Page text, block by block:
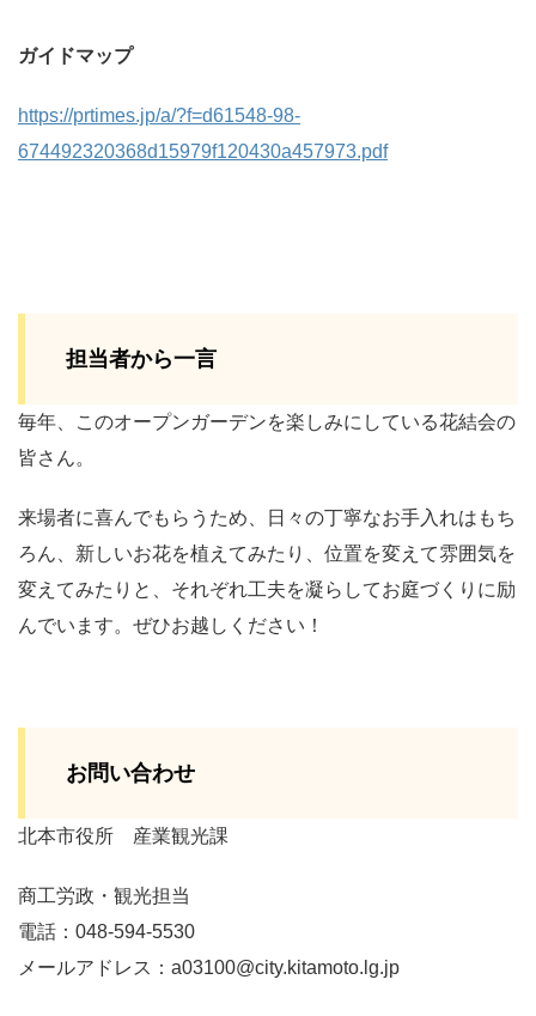
ガイドマップ
https://prtimes.jp/a/?f=d61548-98-
674492320368d15979f120430a457973.pdf
担当者から一言
毎年、このオープンガーデンを楽しみにしている花結会の
皆さん。
来場者に喜んでもらうため、日々の丁寧なお手入れはもち
ろん、新しいお花を植えてみたり、位置を変えて雰囲気を
変えてみたりと、それぞれ工夫を凝らしてお庭づくりに励
んでいます。ぜひお越しください！
お問い合わせ
北本市役所 産業観光課
商工労政・観光担当
電話：048-594-5530
メールアドレス：a03100@city.kitamoto.lg.jp